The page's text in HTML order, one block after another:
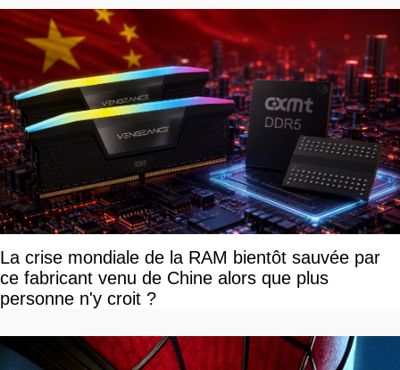
La crise mondiale de la RAM bientôt sauvée par
ce fabricant venu de Chine alors que plus
personne n'y croit ?